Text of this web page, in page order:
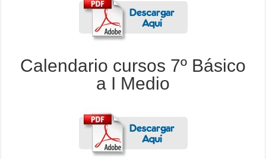
Calendario cursos 7º Básico
a I Medio